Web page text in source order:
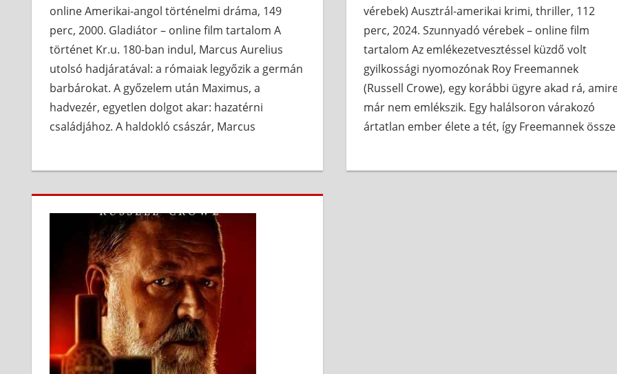
online Amerikai-angol történelmi dráma, 149
perc, 2000. Gladiátor – online film tartalom A
történet Kr.u. 180-ban indul, Marcus Aurelius
utolsó hadjáratával: a rómaiak legyőzik a germán
barbárokat. A győzelem után Maximus, a
hadvezér, egyetlen dolgot akar: hazatérni
családjához. A haldokló császár, Marcus
vérebek) Ausztrál-amerikai krimi, thriller, 112
perc, 2024. Szunnyadó vérebek – online film
tartalom Az emlékezetvesztéssel küzdő volt
gyilkossági nyomozónak Roy Freemannek
(Russell Crowe), egy korábbi ügyre akad rá,
már nem emlékszik. Egy halálsoron várakozó
ártatlan ember élete a tét, így Freemannek össze